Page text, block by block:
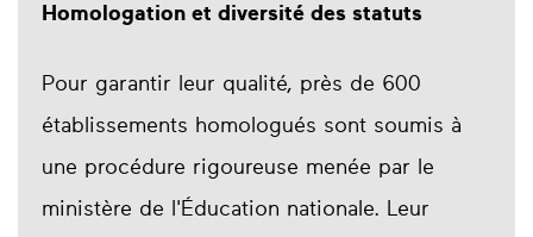
Homologation et diversité des statuts
Pour garantir leur qualité, près de 600
établissements homologués sont soumis à
une procédure rigoureuse menée par le
ministère de l'Éducation nationale. Leur